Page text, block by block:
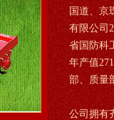
国道、京
有限公司
省国防科
年产值
部、质量
公司拥有